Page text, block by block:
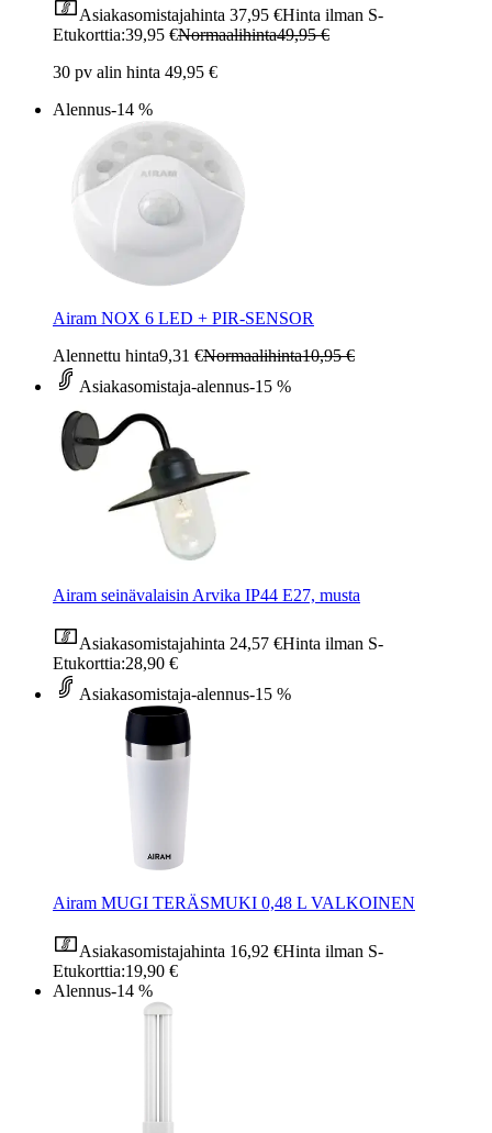
Asiakasomistajahinta 37,95 €Hinta ilman S-
Etukorttia:39,95 €Normaalihinta49,95 €
30 pv alin hinta 49,95 €
Alennus-14 %
Airam NOX 6 LED + PIR-SENSOR
Alennettu hinta9,31 €Normaalihinta10,95 €
Asiakasomistaja-alennus-15 %
Airam seinävalaisin Arvika IP44 E27, musta
Asiakasomistajahinta 24,57 €Hinta ilman S-
Etukorttia:28,90 €
Asiakasomistaja-alennus-15 %
Airam MUGI TERÄSMUKI 0,48 L VALKOINEN
Asiakasomistajahinta 16,92 €Hinta ilman S-
Etukorttia:19,90 €
Alennus-14 %